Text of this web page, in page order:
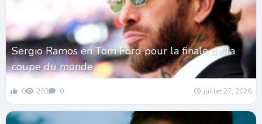
Sergio Ramos en Tom Ford pour la finale de la
coupe du monde
0 283 0 juillet 27, 2026